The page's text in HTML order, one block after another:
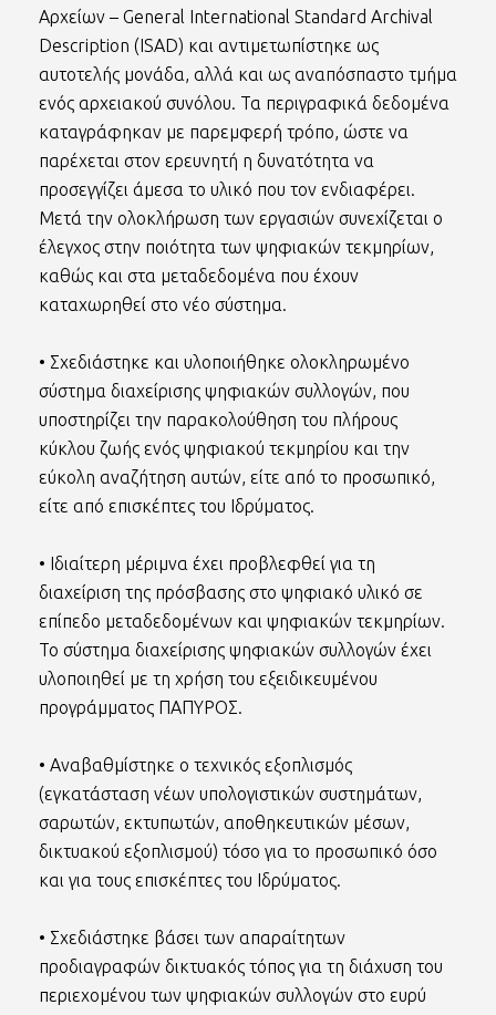
Αρχείων – General International Standard Archival
Description (ISAD) και αντιμετωπίστηκε ως
αυτοτελής μονάδα, αλλά και ως αναπόσπαστο τμήμα
ενός αρχειακού συνόλου. Τα περιγραφικά δεδομένα
καταγράφηκαν με παρεμφερή τρόπο, ώστε να
παρέχεται στον ερευνητή η δυνατότητα να
προσεγγίζει άμεσα το υλικό που τον ενδιαφέρει.
Μετά την ολοκλήρωση των εργασιών συνεχίζεται ο
έλεγχος στην ποιότητα των ψηφιακών τεκμηρίων,
καθώς και στα μεταδεδομένα που έχουν
καταχωρηθεί στο νέο σύστημα.
• Σχεδιάστηκε και υλοποιήθηκε ολοκληρωμένο
σύστημα διαχείρισης ψηφιακών συλλογών, που
υποστηρίζει την παρακολούθηση του πλήρους
κύκλου ζωής ενός ψηφιακού τεκμηρίου και την
εύκολη αναζήτηση αυτών, είτε από το προσωπικό,
είτε από επισκέπτες του Ιδρύματος.
• Ιδιαίτερη μέριμνα έχει προβλεφθεί για τη
διαχείριση της πρόσβασης στο ψηφιακό υλικό σε
επίπεδο μεταδεδομένων και ψηφιακών τεκμηρίων.
Το σύστημα διαχείρισης ψηφιακών συλλογών έχει
υλοποιηθεί με τη χρήση του εξειδικευμένου
προγράμματος ΠΑΠΥΡΟΣ.
• Αναβαθμίστηκε ο τεχνικός εξοπλισμός
(εγκατάσταση νέων υπολογιστικών συστημάτων,
σαρωτών, εκτυπωτών, αποθηκευτικών μέσων,
δικτυακού εξοπλισμού) τόσο για το προσωπικό όσο
και για τους επισκέπτες του Ιδρύματος.
• Σχεδιάστηκε βάσει των απαραίτητων
προδιαγραφών δικτυακός τόπος για τη διάχυση του
περιεχομένου των ψηφιακών συλλογών στο ευρύ